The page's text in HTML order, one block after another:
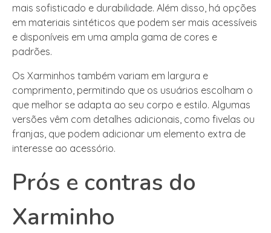
mais sofisticado e durabilidade. Além disso, há opções
em materiais sintéticos que podem ser mais acessíveis
e disponíveis em uma ampla gama de cores e
padrões.
Os Xarminhos também variam em largura e
comprimento, permitindo que os usuários escolham o
que melhor se adapta ao seu corpo e estilo. Algumas
versões vêm com detalhes adicionais, como fivelas ou
franjas, que podem adicionar um elemento extra de
interesse ao acessório.
Prós e contras do
Xarminho